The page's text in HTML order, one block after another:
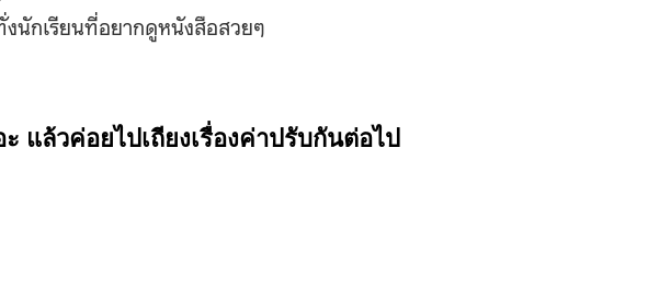
นักเรียนที่อยากดูหนังสือสวยๆ
แล้วค่อยไปเถียงเรื่องค่าปรับกันต่อไป